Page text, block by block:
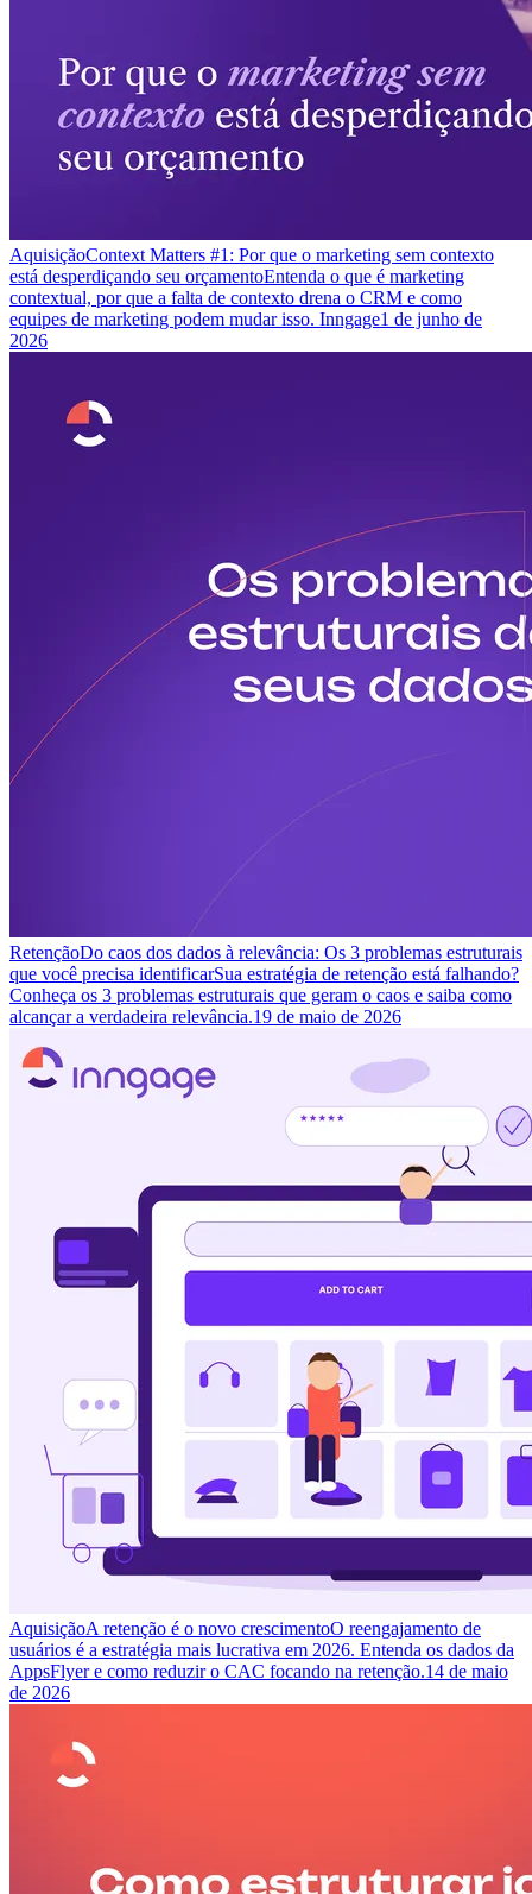
AquisiçãoContext Matters #1: Por que o marketing sem contexto
está desperdiçando seu orçamentoEntenda o que é marketing
contextual, por que a falta de contexto drena o CRM e como
equipes de marketing podem mudar isso. Inngage1 de junho de
2026
RetençãoDo caos dos dados à relevância: Os 3 problemas estruturais
que você precisa identificarSua estratégia de retenção está falhando?
Conheça os 3 problemas estruturais que geram o caos e saiba como
alcançar a verdadeira relevância.19 de maio de 2026
AquisiçãoA retenção é o novo crescimentoO reengajamento de
usuários é a estratégia mais lucrativa em 2026. Entenda os dados da
AppsFlyer e como reduzir o CAC focando na retenção.14 de maio
de 2026